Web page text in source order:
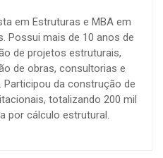
em Estruturas e MBA em
Possui mais de 10 anos de
de projetos estruturais,
de obras, consultorias e
da construção de
totalizando 200 mil
por cálculo estrutural.